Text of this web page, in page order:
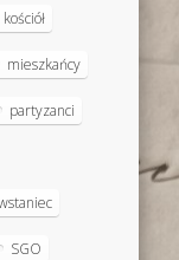
kościół
mieszkańcy
partyzanci
SGO